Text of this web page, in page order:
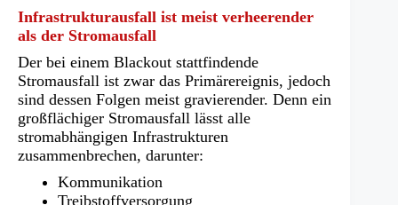
Infrastrukturausfall ist meist verheerender
als der Stromausfall
Der bei einem Blackout stattfindende
Stromausfall ist zwar das Primärereignis, jedoch
sind dessen Folgen meist gravierender. Denn ein
großflächiger Stromausfall lässt alle
stromabhängigen Infrastrukturen
zusammenbrechen, darunter:
Kommunikation
Treibstoffversorgung